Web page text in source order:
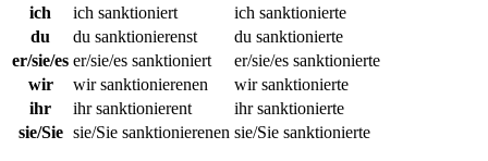
ich
ich sanktioniert
ich sanktionierte
du
du sanktionierenst
du sanktionierte
er/sie/es er/sie/es sanktioniert
er/sie/es sanktionierte
wir
wir sanktionierenen
wir sanktionierte
ihr
ihr sanktionierent
ihr sanktionierte
sie/Sie sie/Sie sanktionierenen sie/Sie sanktionierte